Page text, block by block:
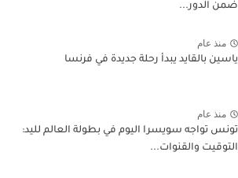
ضمن الدور...
منذ عام
ياسين بالقايد يبدأ رحلة جديدة في فرنسا
منذ عام
تونس تواجه سويسرا اليوم في بطولة العالم لليد:
التوقيت والقنوات...